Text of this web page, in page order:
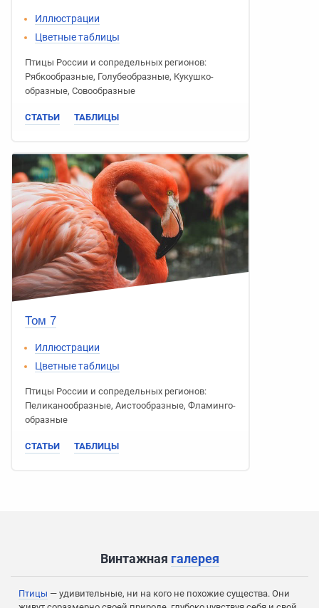
Иллюстрации
Цветные таблицы
Птицы России и сопредельных регионов:
Рябко­образные, Голубе­образные, Кукушко­
образные, Сово­образные
СТАТЬИ ТАБЛИЦЫ
Том 7
Иллюстрации
Цветные таблицы
Птицы России и сопредельных регионов:
Пеликано­образные, Аисто­образные, Фламинго­
образные
СТАТЬИ ТАБЛИЦЫ
Винтажная галерея
Птицы — удивительные, ни на кого не похожие существа. Они